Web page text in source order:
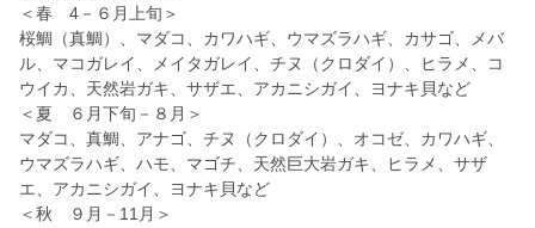
＜春 4－６月上旬＞
桜鯛（真鯛）、マダコ、カワハギ、ウマズラハギ、カサゴ、メバ
ル、マコガレイ、メイタガレイ、チヌ（クロダイ）、ヒラメ、コ
ウイカ、天然岩ガキ、サザエ、アカニシガイ、ヨナキ貝など
＜夏 ６月下旬－８月＞
マダコ、真鯛、アナゴ、チヌ（クロダイ）、オコゼ、カワハギ、
ウマズラハギ、ハモ、マゴチ、天然巨大岩ガキ、ヒラメ、サザ
エ、アカニシガイ、ヨナキ貝など
＜秋 ９月－11月＞